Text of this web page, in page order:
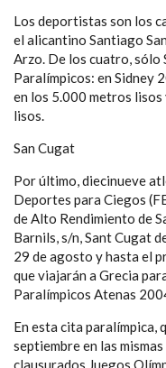
Los deportistas son los
el alicantino Santiago
Arzo. De los cuatro, sólo
Paralímpicos: en Sidney
en los 5.000 metros
lisos.
San Cugat
Por último, diecinueve
Deportes para Ciegos
de Alto Rendimiento de
Barnils, s/n, Sant Cugat
29 de agosto y hasta el
que viajarán a Grecia
Paralímpicos Atenas
En esta cita paralímpica,
septiembre en las
clausurados Juegos